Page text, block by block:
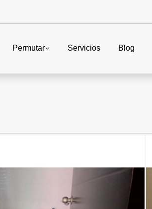
Permutar Servicios Blog